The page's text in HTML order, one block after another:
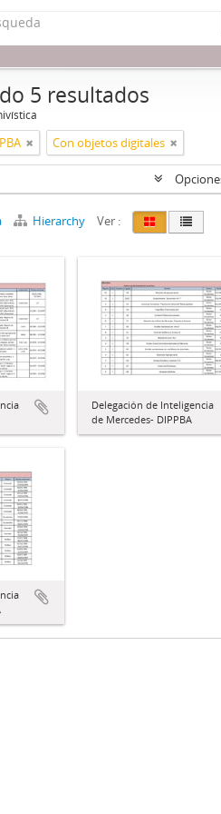
5 resultados
Con objetos digitales
Hierarchy Ver :
Delegación de Inteligencia
de Mercedes- DIPPBA